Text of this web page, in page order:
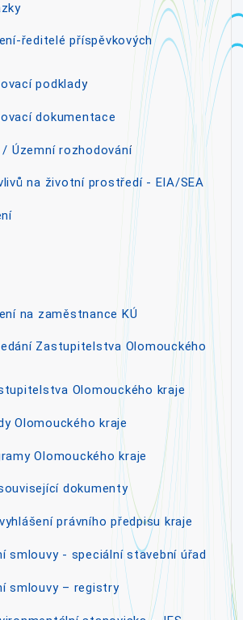
ředitelé příspěvkových
podklady
dokumentace
Územní rozhodování
na životní prostředí - EIA/SEA
na zaměstnance KÚ
Zastupitelstva Olomouckého
Olomouckého kraje
Olomouckého kraje
Olomouckého kraje
dokumenty
právního předpisu kraje
smlouvy - speciální stavební úřad
smlouvy – registry